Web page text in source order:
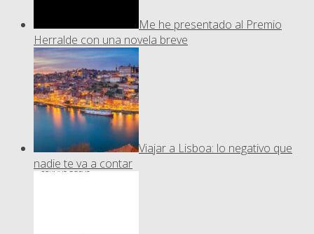
Me he presentado al Premio
Herralde con una novela breve
Viajar a Lisboa: lo negativo que
nadie te va a contar